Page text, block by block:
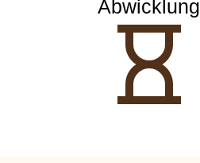
Abwicklung